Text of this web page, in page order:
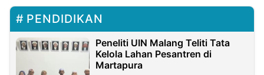
PENDIDIKAN
Peneliti UIN Malang Teliti Tata
Kelola Lahan Pesantren di
Martapura